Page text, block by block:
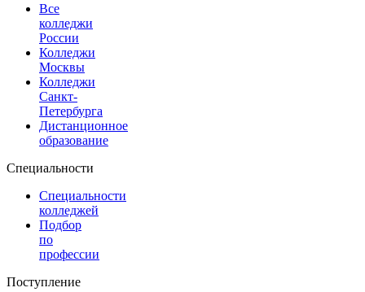
Все
колледжи
России
Колледжи
Москвы
Колледжи
Санкт-
Петербурга
Дистанционное
образование
Специальности
Специальности
колледжей
Подбор
по
профессии
Поступление